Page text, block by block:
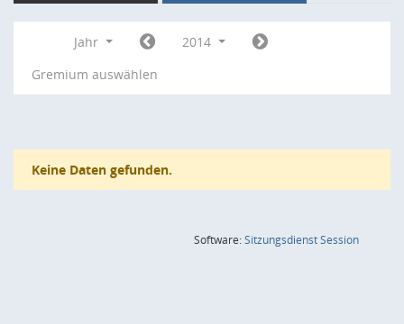
Jahr
2014
Gremium auswählen
Keine Daten gefunden.
Software:SitzungsdienstSession(Wird in